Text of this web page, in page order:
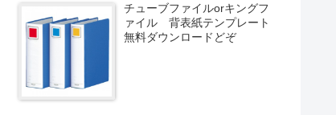
チューブファイルorキングフ
ァイル 背表紙テンプレート
無料ダウンロードどぞ